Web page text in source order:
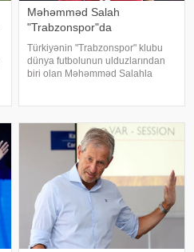
Məhəmməd Salah
"Trabzonspor"da
Türkiyənin "Trabzonspor" klubu
dünya futbolunun ulduzlarından
biri olan Məhəmməd Salahla
transferi yekunlaşdırıb. Məlumat